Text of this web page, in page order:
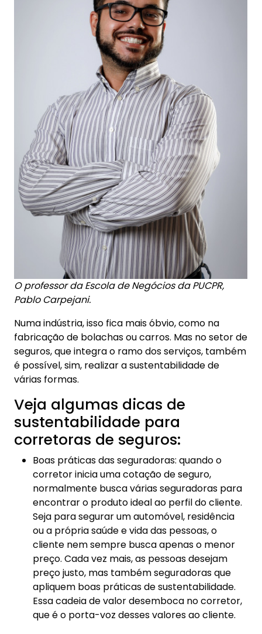
O professor da Escola de Negócios da PUCPR,
Pablo Carpejani.
Numa indústria, isso fica mais óbvio, como na
fabricação de bolachas ou carros. Mas no setor de
seguros, que integra o ramo dos serviços, também
é possível, sim, realizar a sustentabilidade de
várias formas.
Veja algumas dicas de
sustentabilidade para
corretoras de seguros:
Boas práticas das seguradoras: quando o
corretor inicia uma cotação de seguro,
normalmente busca várias seguradoras para
encontrar o produto ideal ao perfil do cliente.
Seja para segurar um automóvel, residência
ou a própria saúde e vida das pessoas, o
cliente nem sempre busca apenas o menor
preço. Cada vez mais, as pessoas desejam
preço justo, mas também seguradoras que
apliquem boas práticas de sustentabilidade.
Essa cadeia de valor desemboca no corretor,
que é o porta-voz desses valores ao cliente.